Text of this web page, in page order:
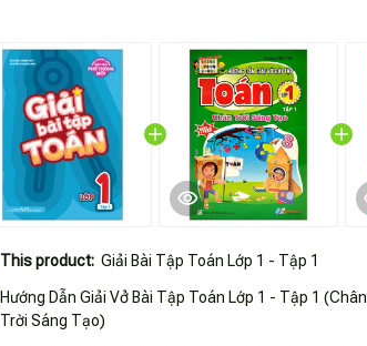
This product: Giải Bài Tập Toán Lớp 1 - Tập 1
Hướng Dẫn Giải Vở Bài Tập Toán Lớp 1 - Tập 1 (Chân
Trời Sáng Tạo)